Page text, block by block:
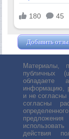
Добавить
Материалы,
публичных
обладаете
информацию,
и не
согласны
действия